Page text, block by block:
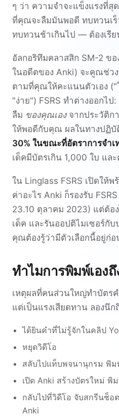
ๆ ว่า ความจำจะแข็งแรงที่
ที่คุณจะลืมมันพอดี ทบทวนเร็
ทบทวนช้าเกินไป — ต้องเรี
อัลกอริทึมคลาสสิก SM-2 ข
ในอดีตของ Anki) จะคูณช่ว
ตามที่คุณให้คะแนนตัวเอง ("
"ง่าย") FSRS ทำต่างออกไป
ลืม ของคุณเองจากประวัติก
ให้พอดีกับคุณ ผลในทางปฏิบั
30% ในขณะที่อัตราการจำเ
เด็คมีบัตรเกิน 1,000 ใบ แล
ใน Linglass FSRS เปิดให้
ค่าอะไร Anki ก็รองรับ
23.10 ตุลาคม 2023) แต่ต้อง
เด็ค และรันออปติไมเซอร์กั
คุณต้องรู้ว่ามีตัวเลือกนี้อยู่ก่อ
ทำไมการพิมพ์เอง
เหตุผลที่คนส่วนใหญ่ทำบัตรค
แต่เป็นแรงเสียดทาน ลองนึ
ได้ยินคำที่ไม่รู้จักในคลิป
หยุดวิดีโอ
สลับไปแท็บพจนานุกรม พิ
เปิด Anki สร้างบัตรใหม่
กลับไปที่วิดีโอ จับสกรีนช็อ
Anki